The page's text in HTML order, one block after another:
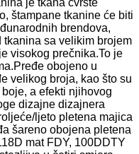
je tkana čvrste
štampane tkanine će biti
brendova,
sa velikim brojem
visokog prečnika.To je
obojeno u
velikog broja, kao što su
a efekti njihovog
dizajne dizajnera
ljeto pletena majica
šareno obojena pletena
mat FDY, 100DDTY